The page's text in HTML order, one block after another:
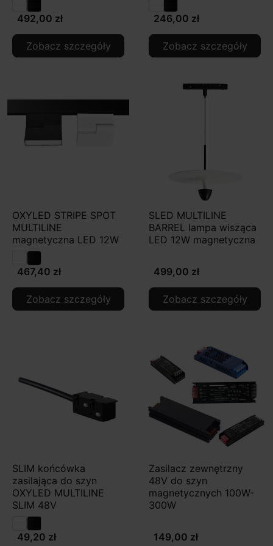
492,00 zł
Zobacz szczegóły
246,00 zł
Zobacz szczegóły
OXYLED STRIPE SPOT
MULTILINE
magnetyczna LED 12W
467,40 zł
Zobacz szczegóły
SLED MULTILINE
BARREL lampa wisząca
LED 12W magnetyczna
499,00 zł
Zobacz szczegóły
SLIM końcówka
zasilająca do szyn
OXYLED MULTILINE
SLIM 48V
49,20 zł
Zasilacz zewnętrzny
48V do szyn
magnetycznych 100W-
300W
149,00 zł